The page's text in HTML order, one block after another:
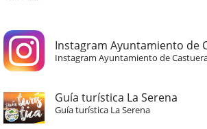
Instagram Ayuntamiento de
Instagram Ayuntamiento de
Guía turística La Serena
Guía turística La Serena